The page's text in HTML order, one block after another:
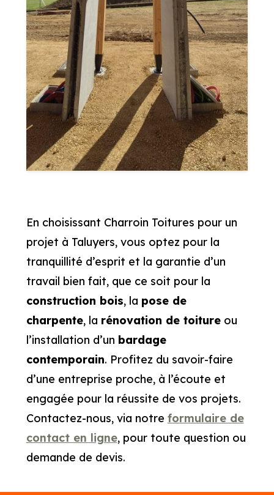
En choisissant Charroin Toitures pour un
projet à Taluyers, vous optez pour la
tranquillité d’esprit et la garantie d’un
travail bien fait, que ce soit pour la
construction bois, la pose de
charpente, la rénovation de toitureou
l’installation d’un bardage
contemporain. Profitez du savoir-faire
d’une entreprise proche, à l’écoute et
engagée pour la réussite de vos projets.
Contactez-nous, via notre formulaire de
contact en ligne, pour toute question ou
demande de devis.